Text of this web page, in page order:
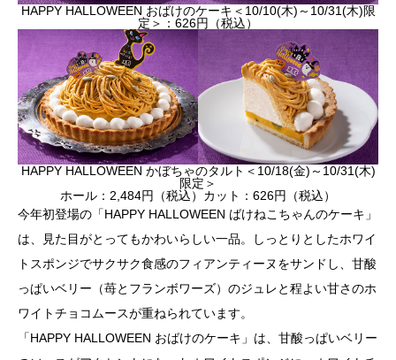
HAPPY HALLOWEEN おばけのケーキ＜10/10(木)～10/31(木)限
定＞：626円（税込）
HAPPY HALLOWEEN かぼちゃのタルト＜10/18(金)～10/31(木)
限定＞
ホール：2,484円（税込）カット：626円（税込）
今年初登場の「HAPPY HALLOWEEN ばけねこちゃんのケーキ」
は、見た目がとってもかわいらしい一品。しっとりとしたホワイ
トスポンジでサクサク食感のフィアンティーヌをサンドし、甘酸
っぱいベリー（苺とフランボワーズ）のジュレと程よい甘さのホ
ワイトチョコムースが重ねられています。
「HAPPY HALLOWEEN おばけのケーキ」は、甘酸っぱいベリー